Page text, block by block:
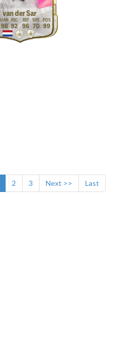
van der Sar
96 92 96 70 99
2 3 Next >> Last